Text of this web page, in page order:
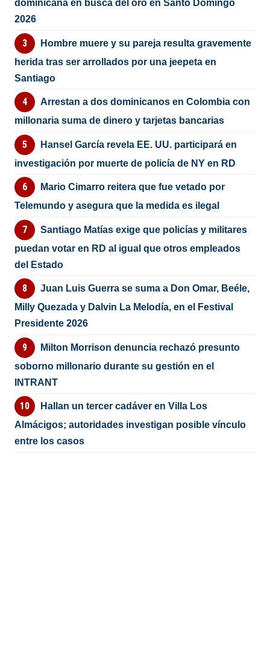
dominicana en busca del oro en Santo Domingo
2026
Hombre muere y su pareja resulta gravemente
herida tras ser arrollados por una jeepeta en
Santiago
Arrestan a dos dominicanos en Colombia con
millonaria suma de dinero y tarjetas bancarias
Hansel García revela EE. UU. participará en
investigación por muerte de policía de NY en RD
Mario Cimarro reitera que fue vetado por
Telemundo y asegura que la medida es ilegal
Santiago Matías exige que policías y militares
puedan votar en RD al igual que otros empleados
del Estado
Juan Luis Guerra se suma a Don Omar, Beéle,
Milly Quezada y Dalvin La Melodía, en el Festival
Presidente 2026
Milton Morrison denuncia rechazó presunto
soborno millonario durante su gestión en el
INTRANT
Hallan un tercer cadáver en Villa Los
Almácigos; autoridades investigan posible vínculo
entre los casos